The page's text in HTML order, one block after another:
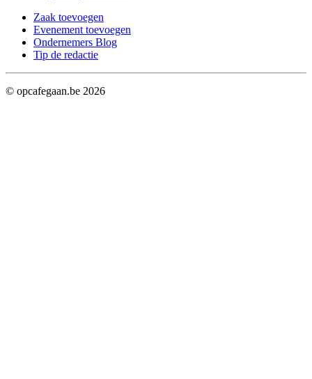
Zaak toevoegen
Evenement toevoegen
Ondernemers Blog
Tip de redactie
© opcafegaan.be 2026